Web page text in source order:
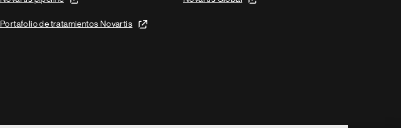
Portafolio de tratamientos Novartis